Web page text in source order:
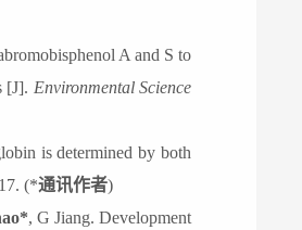
A and S to
[J]. Environmental Science
is determined by both
(*通讯作者)
, G Jiang. Development